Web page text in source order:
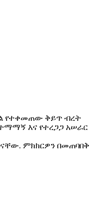
የተቀመጠው ቅይጥ ብረት
እና የተረጋጋ አሠራር
ምክክርዎን በመጠባበቅ